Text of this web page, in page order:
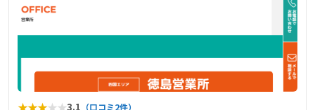
3.1 （口コミ2件）